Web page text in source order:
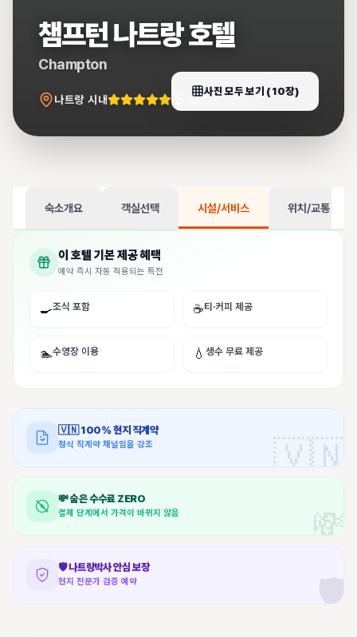
챔프턴 나트랑 호텔
Champton
나트랑 시내 5.0( 0개 리뷰)
사진 모두 보기 ( 10장)
숙소개요 객실선택 시설/서비스 위치/교통
이 호텔 기본 제공 혜택
예약 즉시 자동 적용되는 특전
🍳조식 포함 ☕티·커피 제공
🏊수영장 이용 💧 생수 무료 제공
🇻🇳
🇻🇳 100% 현지 직계약
정식 직계약 채널임을 강조
💸
💸숨은 수수료 ZERO
결제 단계에서 가격이 바뀌지 않음
🛡️
🛡️ 나트랑박사 안심 보장
현지 전문가 검증 예약